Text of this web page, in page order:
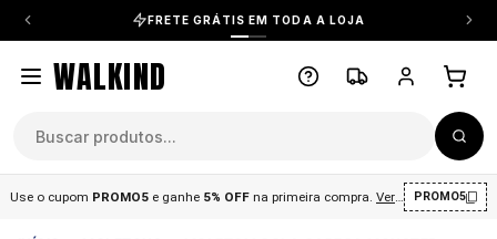
FRETE GRÁTIS EM TODA A LOJA
WALKIND
Use o cupom PROMO5 e ganhe 5% OFF na primeira compra Ver condições .
PROMO5